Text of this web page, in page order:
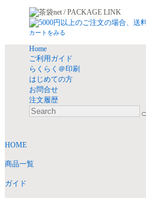
カートをみる
Home
ご利用ガイド
らくらく＠印刷
はじめての方
お問合せ
注文履歴
HOME
商品一覧
ガイド